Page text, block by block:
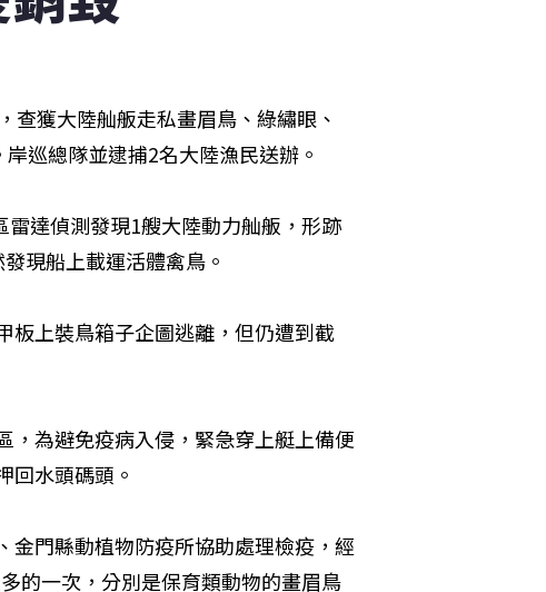
查獲大陸舢舨走私畫眉鳥、綠繡眼、
巡總隊並逮捕2名大陸漁民送辦。
達偵測發現1艘大陸動力舢舨，形跡
現船上載運活體禽鳥。
板上裝鳥箱子企圖逃離，但仍遭到截
，為避免疫病入侵，緊急穿上艇上備便
回水頭碼頭。
金門縣動植物防疫所協助處理檢疫，經
的一次，分別是保育類動物的畫眉鳥